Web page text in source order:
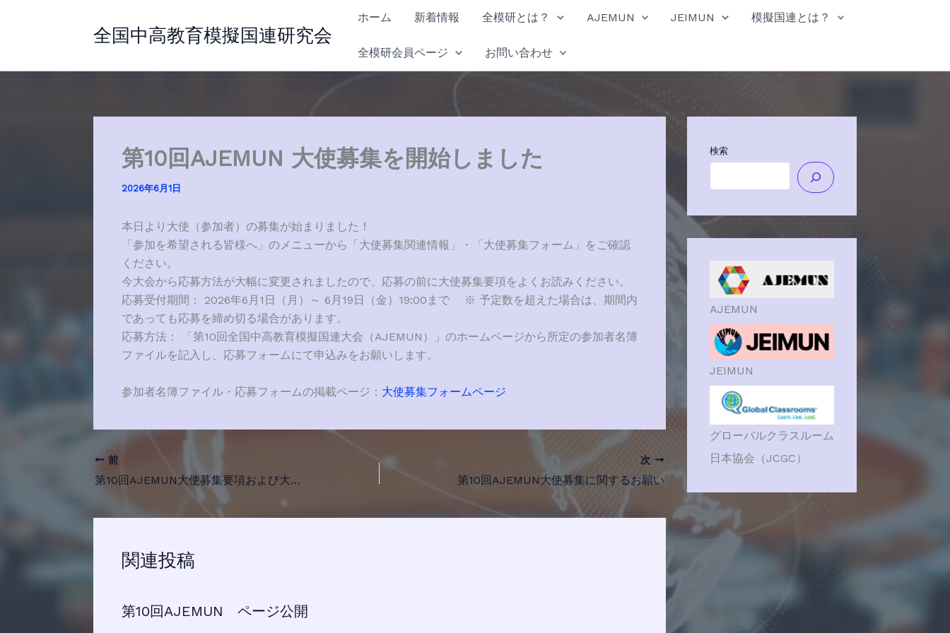
全国中高教育模擬国連研究会
ホーム 新着情報 全模研とは？ AJEMUN JEIMUN 模擬国連とは？
全模研会員ページ お問い合わせ
第10回AJEMUN 大使募集を開始しました
2026年6月1日
本日より大使（参加者）の募集が始まりました！
「参加を希望される皆様へ」のメニューから「大使募集関連情報」・「大使募集フォーム」をご確認
ください。
今大会から応募方法が大幅に変更されましたので、応募の前に大使募集要項をよくお読みください。
応募受付期間： 2026年6月1日（月）～ 6月19日（金）19:00まで ※ 予定数を超えた場合は、期間内
であっても応募を締め切る場合があります。
応募方法： 「第10回全国中高教育模擬国連大会（AJEMUN）」のホームページから所定の参加者名簿
ファイルを記入し、応募フォームにて申込みをお願いします。
参加者名簿ファイル・応募フォームの掲載ページ： 大使募集フォームページ
前
第10回AJEMUN大使募集要項および大会ポスターの公開
次
第10回AJEMUN大使募集に関するお願い
関連投稿
第10回AJEMUN ページ公開
検索
AJEMUN
JEIMUN
グローバルクラスルーム
日本協会（JCGC）